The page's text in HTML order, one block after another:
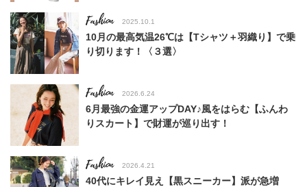
Fashion 2025.10.1
10月の最高気温26℃は【Tシャツ＋羽織り】で乗
り切ります！〈３選〉
Fashion 2026.6.24
6月最強の金運アップDAY♪風をはらむ【ふんわ
りスカート】で財運が巡り出す！
Fashion 2026.4.21
40代にキレイ見え【黒スニーカー】派が急増